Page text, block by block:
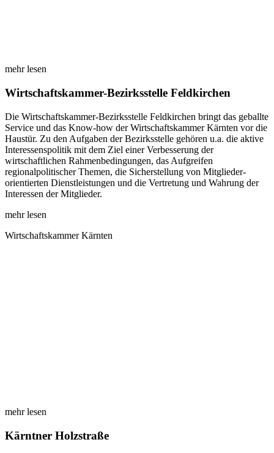
mehr lesen
Wirtschaftskammer-Bezirksstelle Feldkirchen
Die Wirtschaftskammer-Bezirksstelle Feldkirchen bringt das geballte
Service und das Know-how der Wirtschaftskammer Kärnten vor die
Haustür. Zu den Aufgaben der Bezirksstelle gehören u.a. die aktive
Interessenspolitik mit dem Ziel einer Verbesserung der
wirtschaftlichen Rahmenbedingungen, das Aufgreifen
regionalpolitischer Themen, die Sicherstellung von Mitglieder-
orientierten Dienstleistungen und die Vertretung und Wahrung der
Interessen der Mitglieder.
mehr lesen
Wirtschaftskammer Kärnten
mehr lesen
Kärntner Holzstraße